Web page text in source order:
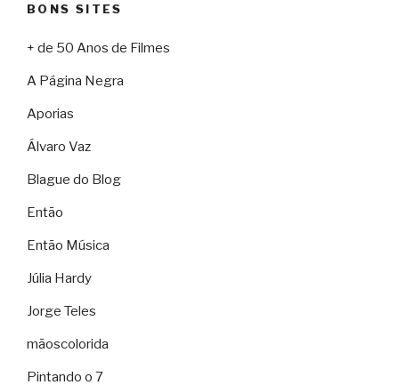
BONS SITES
+ de 50 Anos de Filmes
A Página Negra
Aporias
Álvaro Vaz
Blague do Blog
Então
Então Música
Júlia Hardy
Jorge Teles
mãoscolorida
Pintando o 7